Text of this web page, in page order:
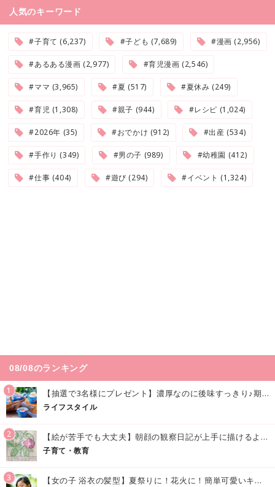
人気のキーワード
#子育て (6,237) #子ども (7,689) #漫画 (2,956)
#あるある漫画 (2,977) #育児漫画 (2,546)
#ママ (3,965) #夏 (517) #夏休み (249)
#育児 (1,308) #親子 (944) #レシピ (1,024)
#2026年 (35) #おでかけ (912) #出産 (534)
#手作り (349) #男の子 (989) #幼稚園 (412)
#仕事 (404) #遊び (294) #イベント (1,324)
08/08のランキング
1 【抽選で3名様にプレゼント】濃厚なのに後味すっきり♪期間限定の「メイトーのなめらかプリン カルピス®入りソース」で夏を味わおう！
ライフスタイル
2 【絵が苦手でも大丈夫】朝顔の観察日記が上手に描けるようになる方法｜イラスト付き
子育て・教育
3 【女の子 浴衣の髪型】夏祭りに！花火に！簡単可愛いキッズの浴衣ヘアアレンジまとめ